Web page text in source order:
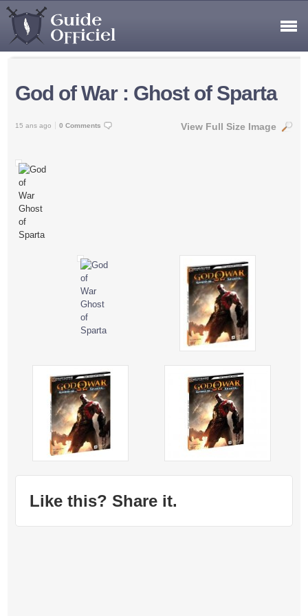
God of War : Ghost of Sparta
15 ans ago 0 Comments View Full Size Image
Like this? Share it.